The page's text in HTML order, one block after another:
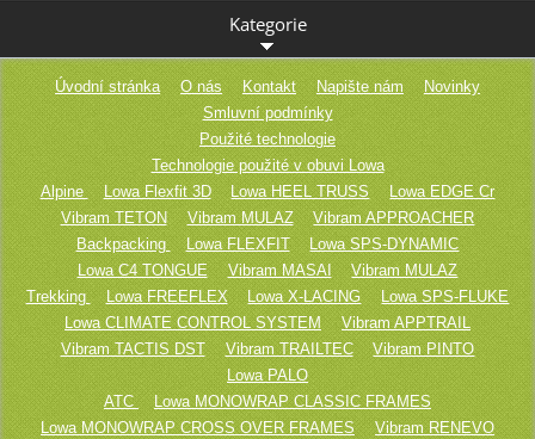
Kategorie
Úvodní stránka O nás Kontakt Napište nám
Novinky
Smluvní podmínky
Použité technologie
Technologie použité v obuvi Lowa
Alpine
Lowa Flexfit 3D Lowa HEEL TRUSS
Lowa EDGE Cr
Vibram TETON
Vibram MULAZ
Vibram APPROACHER
Backpacking
Lowa FLEXFIT
Lowa SPS-DYNAMIC
Lowa C4 TONGUE
Vibram MASAI
Vibram MULAZ
Trekking
Lowa FREEFLEX Lowa X-LACING
Lowa SPS-FLUKE
Lowa CLIMATE CONTROL SYSTEM
Vibram APPTRAIL
Vibram TACTIS DST
Vibram TRAILTEC
Vibram PINTO
Lowa PALO
ATC
Lowa MONOWRAP CLASSIC FRAMES
Lowa MONOWRAP CROSS OVER FRAMES
Vibram RENEVO